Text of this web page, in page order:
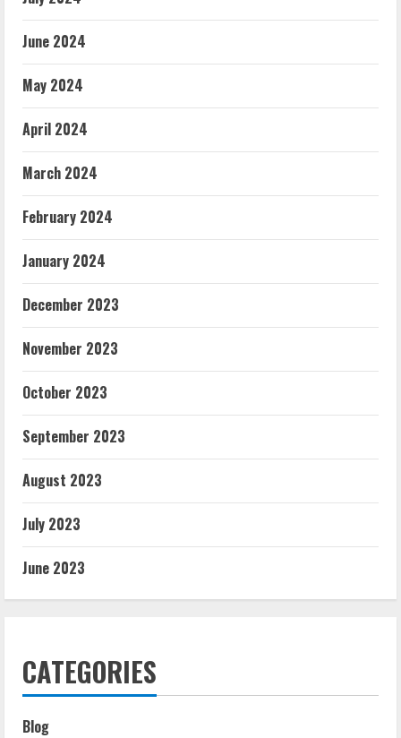
June 2024
May 2024
April 2024
March 2024
February 2024
January 2024
December 2023
November 2023
October 2023
September 2023
August 2023
July 2023
June 2023
CATEGORIES
Blog